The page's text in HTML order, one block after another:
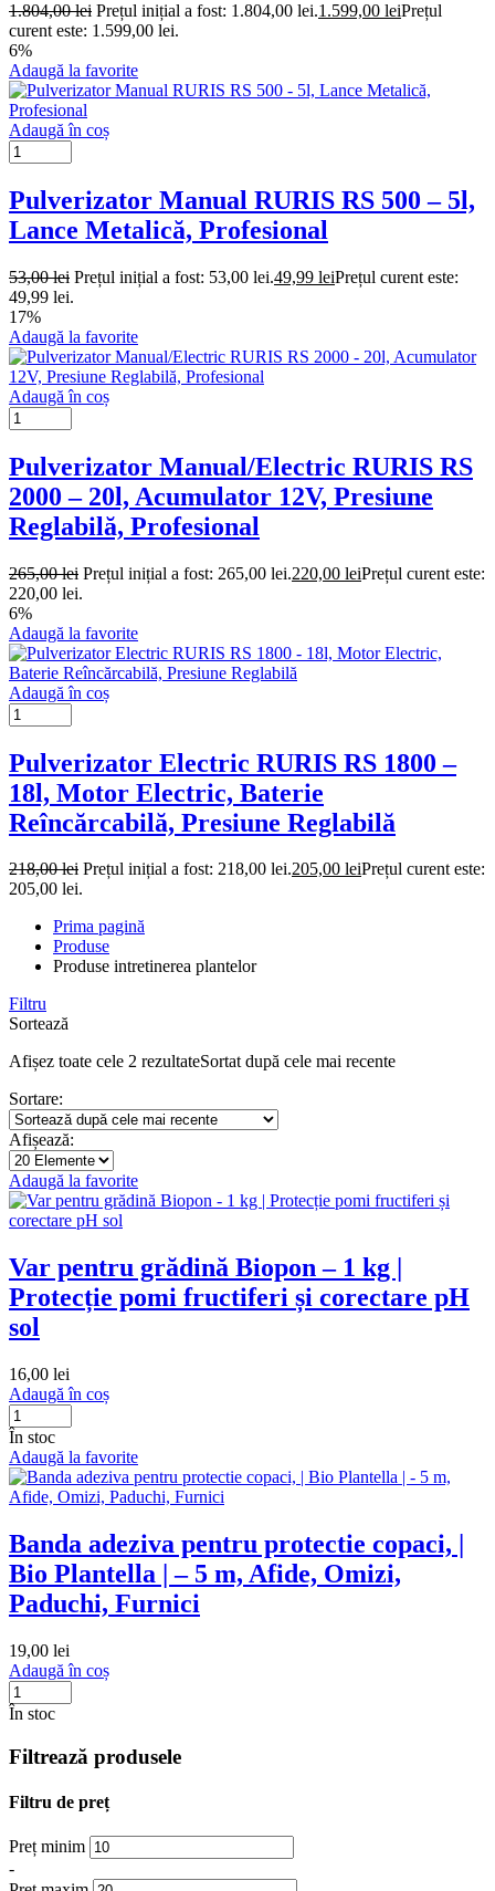
1.804,00lei Prețul inițial a fost: 1.804,00 lei.1.599,00 leiPrețul
curent este: 1.599,00 lei.
6%
Adaugă la favorite
Adaugă în coș
Pulverizator Manual RURIS RS 500 – 5l,
Lance Metalică, Profesional
53,00lei Prețul inițial a fost: 53,00 lei.49,99 leiPrețul curent este:
49,99 lei.
17%
Adaugă la favorite
Adaugă în coș
Pulverizator Manual/Electric RURIS RS
2000 – 20l, Acumulator 12V, Presiune
Reglabilă, Profesional
265,00lei Prețul inițial a fost: 265,00 lei.220,00 leiPrețul curent este:
220,00 lei.
6%
Adaugă la favorite
Adaugă în coș
Pulverizator Electric RURIS RS 1800 –
18l, Motor Electric, Baterie
Reîncărcabilă, Presiune Reglabilă
218,00lei Prețul inițial a fost: 218,00 lei.205,00 leiPrețul curent este:
205,00 lei.
Prima pagină
Produse
Produse intretinerea plantelor
Filtru
Sortează
Afișez toate cele 2 rezultateSortat după cele mai recente
Sortare:
Afișează:
Adaugă la favorite
Var pentru grădină Biopon – 1 kg |
Protecție pomi fructiferi și corectare pH
sol
16,00 lei
Adaugă în coș
În stoc
Adaugă la favorite
Banda adeziva pentru protectie copaci, |
Bio Plantella | – 5 m, Afide, Omizi,
Paduchi, Furnici
19,00 lei
Adaugă în coș
În stoc
Filtrează produsele
Filtru de preț
Preț minim
-